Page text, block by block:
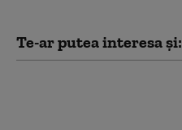
Te-ar putea interesa și: